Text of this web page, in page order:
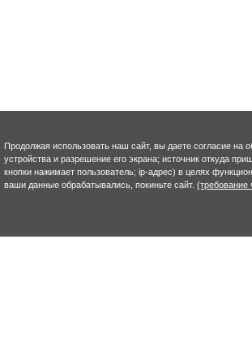
Продолжая использовать наш сайт, вы даете согласие на
устройства и разрешение его экрана; источник откуда
кнопки нажимает пользователь; ip-адрес) в целях
ваши данные обрабатывались, покиньте сайт. (требование